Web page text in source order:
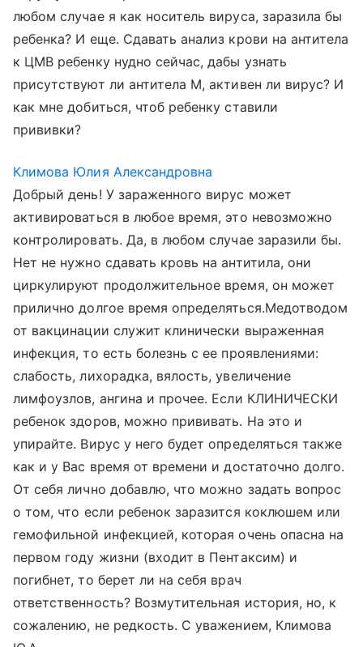
любом случае я как носитель вируса, заразила бы
ребенка? И еще. Сдавать анализ крови на антитела
к ЦМВ ребенку нудно сейчас, дабы узнать
присутствуют ли антитела М, активен ли вирус? И
как мне добиться, чтоб ребенку ставили
прививки?
Климова Юлия Александровна
Добрый день! У зараженного вирус может
активироваться в любое время, это невозможно
контролировать. Да, в любом случае заразили бы.
Нет не нужно сдавать кровь на антитила, они
циркулируют продолжительное время, он может
прилично долгое время определяться.Медотводом
от вакцинации служит клинически выраженная
инфекция, то есть болезнь с ее проявлениями:
слабость, лихорадка, вялость, увеличение
лимфоузлов, ангина и прочее. Если КЛИНИЧЕСКИ
ребенок здоров, можно прививать. На это и
упирайте. Вирус у него будет определяться также
как и у Вас время от времени и достаточно долго.
От себя лично добавлю, что можно задать вопрос
о том, что если ребенок заразится коклюшем или
гемофильной инфекцией, которая очень опасна на
первом году жизни (входит в Пентаксим) и
погибнет, то берет ли на себя врач
ответственность? Возмутительная история, но, к
сожалению, не редкость. С уважением, Климова